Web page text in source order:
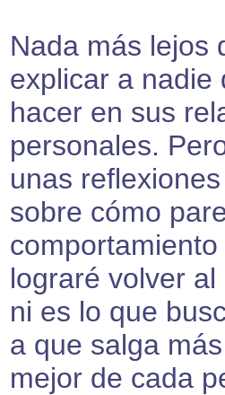
Nada más lejos
explicar a nadie
hacer en sus
personales.
unas
sobre cómo
lograré volver
ni es lo que
a que salga
mejor de cada